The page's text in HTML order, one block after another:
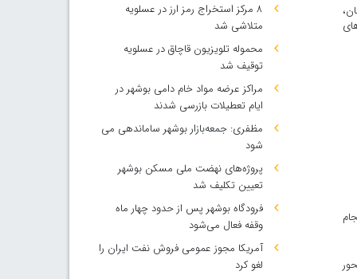
۸ مرکز استخراج رمز ارز در عسلویه
متلاشی شد
محموله تلویزیون قاچاق در عسلویه
توقیف شد
مراکز عرضه مواد خام دامی بوشهر در
ایام تعطیلات بازرسی شدند
مظفری: جمعه‌بازار بوشهر ساماندهی می‌
شود
پروژه‌های نهضت ملی مسکن بوشهر
تعیین تکلیف شد
فرودگاه بوشهر پس از حدود چهار ماه
وقفه فعال می‌شود
آمریکا مجوز عمومی فروش نفت ایران را
لغو کرد